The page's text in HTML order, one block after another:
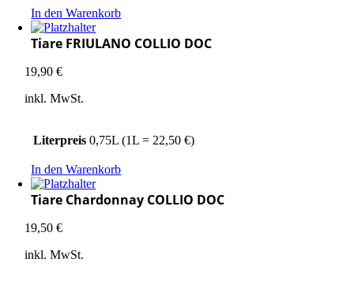
In den Warenkorb
Tiare FRIULANO COLLIO DOC
19,90€
inkl. MwSt.
Literpreis 0,75L (1L = 22,50 €)
In den Warenkorb
Tiare Chardonnay COLLIO DOC
19,50€
inkl. MwSt.